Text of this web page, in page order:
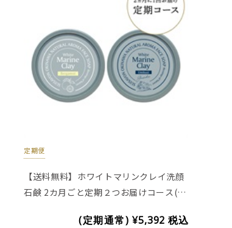
定期便
【送料無料】ホワイトマリンクレイ洗顔
石鹸 2カ月ごと定期２つお届けコース(レ
(定期通常) ¥5,392税込